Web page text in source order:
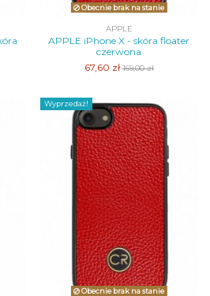
Obecnie brak na stanie
APPLE
APPLE iPhone X - skóra floater
czerwona
67,60 zł169,00 zł
Wyprzedaż!
Obecnie brak na stanie